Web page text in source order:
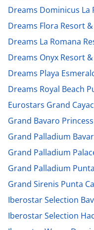
Dreams Dominicus La
Dreams Flora Resort &
Dreams La Romana
Dreams Onyx Resort &
Dreams Playa
Dreams Royal Beach
Eurostars Grand
Grand Bavaro Princess
Grand Palladium
Grand Palladium
Grand Palladium
Grand Sirenis Punta
Iberostar Selection
Iberostar Selection